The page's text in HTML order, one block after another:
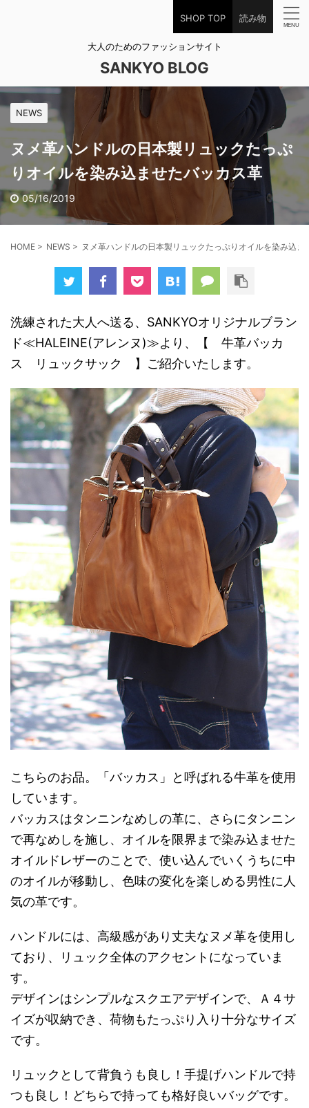
SHOP TOP 読み物
大人のためのファッションサイト
SANKYO BLOG
NEWS
ヌメ革ハンドルの日本製リュックたっぷ
りオイルを染み込ませたバッカス革
05/16/2019
HOME > NEWS > ヌメ革ハンドルの日本製リュックたっぷりオイルを染み込ま
洗練された大人へ送る、SANKYOオリジナルブラン
ド≪HALEINE(アレンヌ)≫より、【 牛革バッカ
ス リュックサック 】ご紹介いたします。
こちらのお品。「バッカス」と呼ばれる牛革を使用
しています。
バッカスはタンニンなめしの革に、さらにタンニン
で再なめしを施し、オイルを限界まで染み込ませた
オイルドレザーのことで、使い込んでいくうちに中
のオイルが移動し、色味の変化を楽しめる男性に人
気の革です。
ハンドルには、高級感があり丈夫なヌメ革を使用し
ており、リュック全体のアクセントになっていま
す。
デザインはシンプルなスクエアデザインで、Ａ４サ
イズが収納でき、荷物もたっぷり入り十分なサイズ
です。
リュックとして背負うも良し！手提げハンドルで持
つも良し！どちらで持っても格好良いバッグです。